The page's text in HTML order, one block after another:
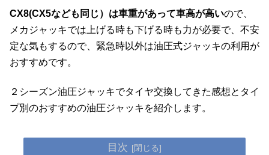
CX8(CX5なども同じ）は車重があって車高が高いので、
メカジャッキでは上げる時も下げる時も力が必要で、不安
定な気もするので、緊急時以外は油圧式ジャッキの利用が
おすすめです。
２シーズン油圧ジャッキでタイヤ交換してきた感想とタイ
プ別のおすすめの油圧ジャッキを紹介します。
目次